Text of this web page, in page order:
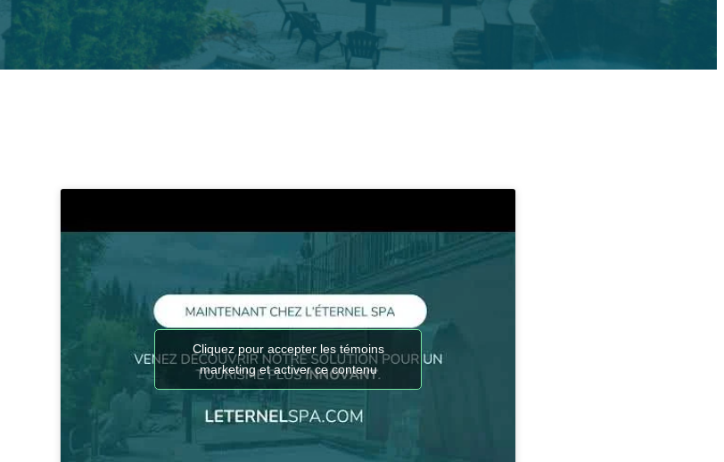
Cliquez pour accepter les témoins
marketing et activer ce contenu